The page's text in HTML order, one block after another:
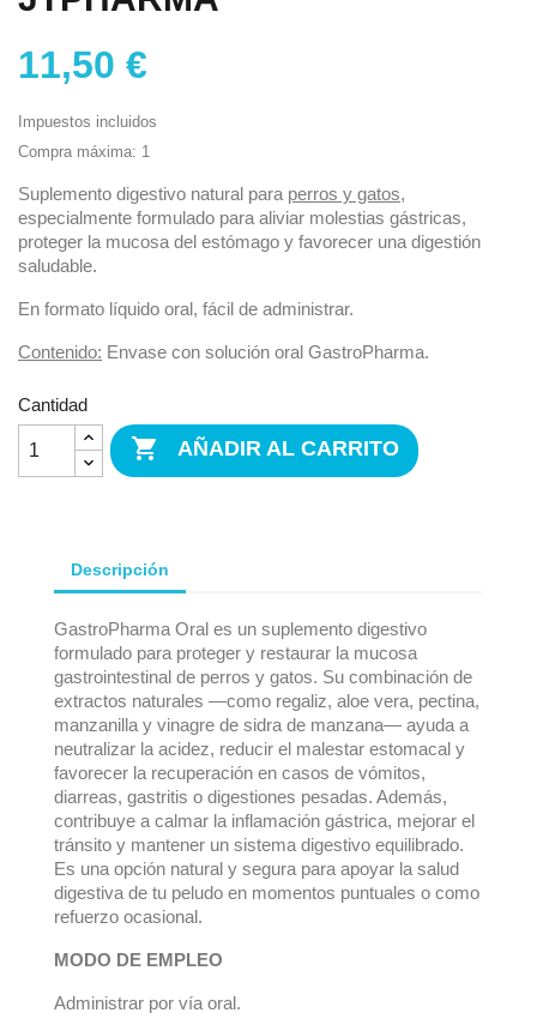
11,50 €
Impuestos incluidos
Compra máxima: 1
Suplemento digestivo natural para perros y gatos,
especialmente formulado para aliviar molestias gástricas,
proteger la mucosa del estómago y favorecer una digestión
saludable.
En formato líquido oral, fácil de administrar.
Contenido: Envase con solución oral GastroPharma.
Cantidad
 AÑADIR AL CARRITO
Descripción
GastroPharma Oral es un suplemento digestivo
formulado para proteger y restaurar la mucosa
gastrointestinal de perros y gatos. Su combinación de
extractos naturales —como regaliz, aloe vera, pectina,
manzanilla y vinagre de sidra de manzana— ayuda a
neutralizar la acidez, reducir el malestar estomacal y
favorecer la recuperación en casos de vómitos,
diarreas, gastritis o digestiones pesadas. Además,
contribuye a calmar la inflamación gástrica, mejorar el
tránsito y mantener un sistema digestivo equilibrado.
Es una opción natural y segura para apoyar la salud
digestiva de tu peludo en momentos puntuales o como
refuerzo ocasional.
MODO DE EMPLEO
Administrar por vía oral.